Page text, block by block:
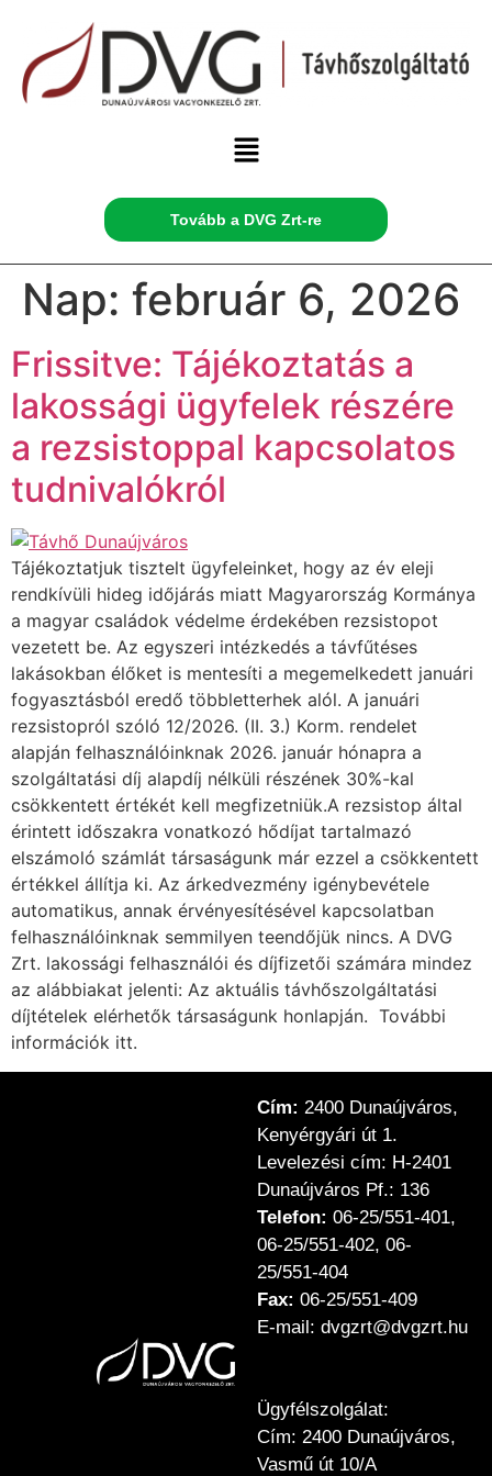
Tovább a DVG Zrt-re
Nap: február 6, 2026
Frissitve: Tájékoztatás a
lakossági ügyfelek részére
a rezsistoppal kapcsolatos
tudnivalókról
Tájékoztatjuk tisztelt ügyfeleinket, hogy az év eleji
rendkívüli hideg időjárás miatt Magyarország Kormánya
a magyar családok védelme érdekében rezsistopot
vezetett be. Az egyszeri intézkedés a távfűtéses
lakásokban élőket is mentesíti a megemelkedett januári
fogyasztásból eredő többletterhek alól. A januári
rezsistopról szóló 12/2026. (II. 3.) Korm. rendelet
alapján felhasználóinknak 2026. január hónapra a
szolgáltatási díj alapdíj nélküli részének 30%-kal
csökkentett értékét kell megfizetniük.A rezsistop által
érintett időszakra vonatkozó hődíjat tartalmazó
elszámoló számlát társaságunk már ezzel a csökkentett
értékkel állítja ki. Az árkedvezmény igénybevétele
automatikus, annak érvényesítésével kapcsolatban
felhasználóinknak semmilyen teendőjük nincs. A DVG
Zrt. lakossági felhasználói és díjfizetői számára mindez
az alábbiakat jelenti: Az aktuális távhőszolgáltatási
díjtételek elérhetők társaságunk honlapján. További
információk itt.
Cím: 2400 Dunaújváros,
Kenyérgyári út 1.
Levelezési cím: H-2401
Dunaújváros Pf.: 136
Telefon: 06-25/551-401,
06-25/551-402, 06-
25/551-404
Fax: 06-25/551-409
E-mail: dvgzrt@dvgzrt.hu
Ügyfélszolgálat:
Cím: 2400 Dunaújváros,
Vasmű út 10/A